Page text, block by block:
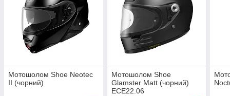
Мотошолом Shoe Neotec
II (чорний)
Мотошолом Shoe
Glamster Matt (чорний)
ECE22.06